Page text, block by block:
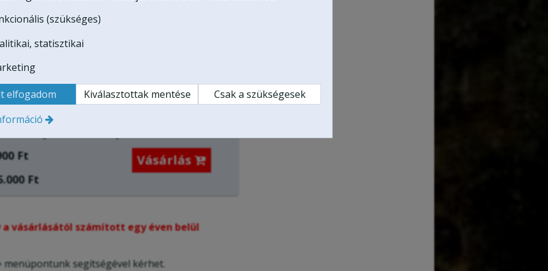
90 perc
km.)
öt fő részére szól.
B kategóriás jogosítvány bemutatása.
a
Ft
Ft
Vásárlás
vásárlásától számított egy éven belül
menüpontunk segítségével kérhet.
(szükséges)
statisztikai
elfogadom
Kiválasztottak mentése
Csak a szükségesek